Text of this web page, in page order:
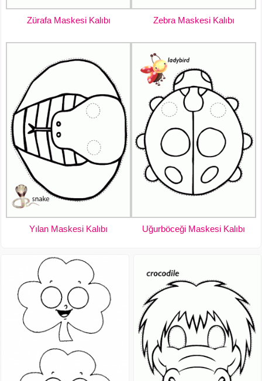
Zürafa Maskesi Kalıbı Zebra Maskesi Kalıbı
Yılan Maskesi Kalıbı Uğurböceği Maskesi Kalıbı